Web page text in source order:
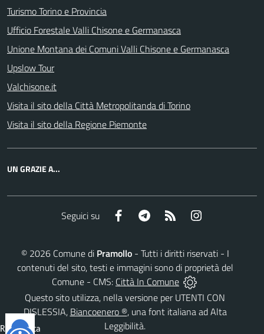
Turismo Torino e Provincia
Ufficio Forestale Valli Chisone e Germanasca
Unione Montana dei Comuni Valli Chisone e Germanasca
Upslow Tour
Valchisone.it
Visita il sito della Città Metropolitanda di Torino
Visita il sito della Regione Piemonte
UN GRAZIE A...
Seguici su Facebook Telegram RSS
© 2026Comune di Pramollo- Tutti i diritti riservati - I
contenuti del sito, testi e immagini sono di proprietà del
Comune - CMS: Città In Comune
Questo sito utilizza, nella versione per UTENTI CON
DISLESSIA, Biancoenero ®, una font italiana ad Alta
Leggibilità.
Reimposta